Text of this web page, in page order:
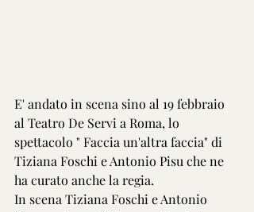
E' andato in scena sino al 19 febbraio
al Teatro De Servi a Roma, lo
spettacolo " Faccia un'altra faccia" di
Tiziana Foschi e Antonio Pisu che ne
ha curato anche la regia.
In scena Tiziana Foschi e Antonio